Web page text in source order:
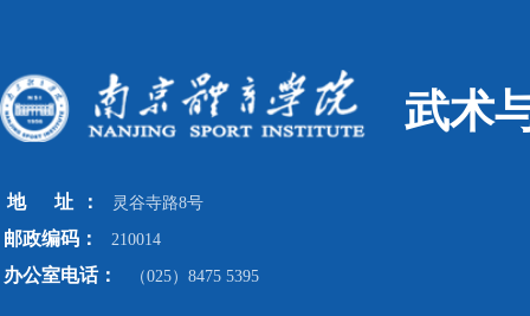
武术
地 址 ： 灵谷寺路8号
邮政编码： 210014
办公室电话： （025）8475 5395